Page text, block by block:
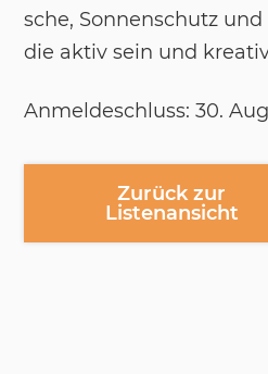
sche, Son­nen­schutz
die ak­tiv sein und
An­mel­de­schluss: 30.
Zurück zur
Listenansicht